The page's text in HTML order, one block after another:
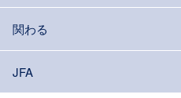
関わる
JFA